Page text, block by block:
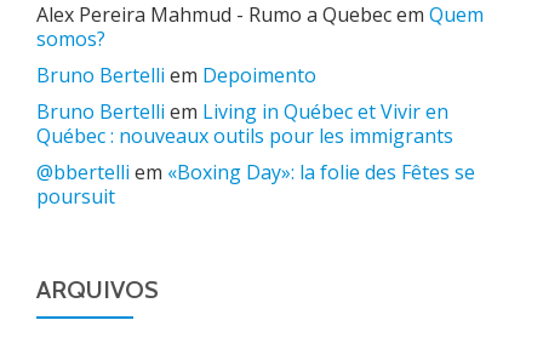
Alex Pereira Mahmud - Rumo a Quebecem Quem
somos?
Bruno Bertelli em Depoimento
Bruno Bertelli em Living in Québec et Vivir en
Québec : nouveaux outils pour les immigrants
@bbertelli em «Boxing Day»: la folie des Fêtes se
poursuit
ARQUIVOS